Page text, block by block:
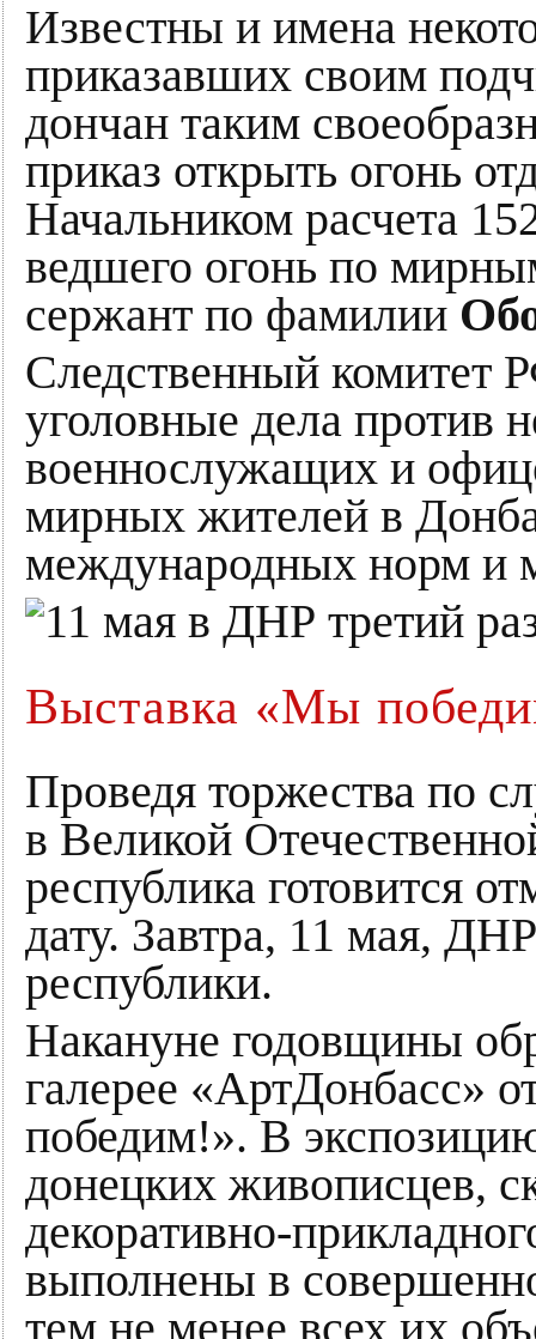
Известны и имена
приказавших своим
дончан таким
приказ открыть огонь
Начальником расчета
ведшего огонь по
сержант по фамилии
Следственный комитет
уголовные дела против
военнослужащих и
мирных жителей в
международных норм и
Выставка «Мы
Проведя торжества по
в Великой
республика готовится
дату. Завтра, 11 мая,
республики.
Накануне годовщины
галерее «АртДонбасс»
победим!». В
донецких живописцев,
декоративно-
выполнены в
тем не менее всех их